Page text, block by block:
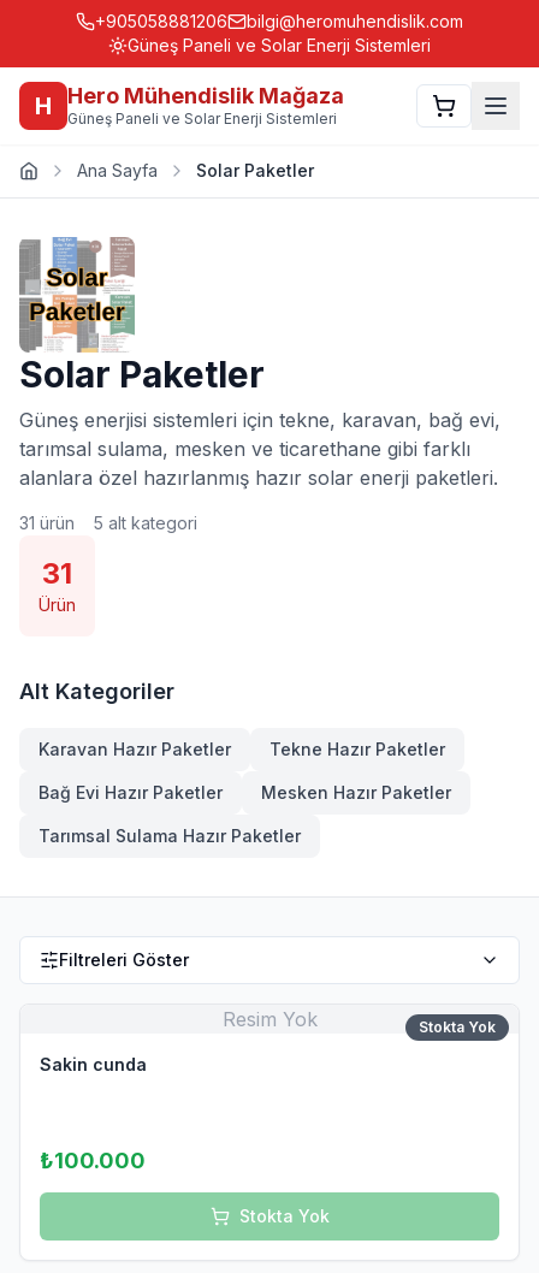
+905058881206
bilgi@heromuhendislik.com
Güneş Paneli ve Solar Enerji Sistemleri
H Hero Mühendislik Mağaza
Güneş Paneli ve Solar Enerji Sistemleri
Ana Sayfa Solar Paketler
Solar Paketler
Güneş enerjisi sistemleri için tekne, karavan, bağ evi,
tarımsal sulama, mesken ve ticarethane gibi farklı
alanlara özel hazırlanmış hazır solar enerji paketleri.
31 ürün 5 alt kategori
31
Ürün
Alt Kategoriler
Karavan Hazır Paketler Tekne Hazır Paketler
Bağ Evi Hazır Paketler Mesken Hazır Paketler
Tarımsal Sulama Hazır Paketler
Filtreleri Göster
Stokta Yok
Resim Yok
Sakin cunda
₺100.000
Stokta Yok